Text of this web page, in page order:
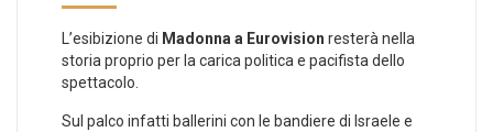
L’esibizione di Madonna a Eurovision resterà nella
storia proprio per la carica politica e pacifista dello
spettacolo.
Sul palco infatti ballerini con le bandiere di Israele e